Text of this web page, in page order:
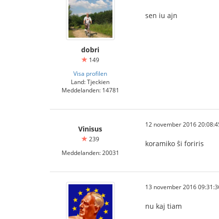
dobri
149
Visa profilen
Land: Tjeckien
Meddelanden: 14781
sen iu ajn
Vinisus
239
Meddelanden: 20031
12 november 2016
koramiko ŝi foriris
13 november 2016
nu kaj tiam